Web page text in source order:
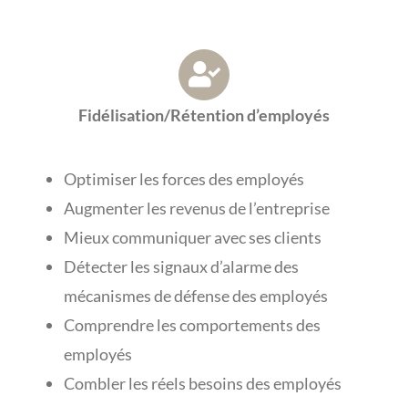
Fidélisation/Rétention d’employés
Optimiser les forces des employés
Augmenter les revenus de l’entreprise
Mieux communiquer avec ses clients
Détecter les signaux d’alarme des
mécanismes de défense des employés
Comprendre les comportements des
employés
Combler les réels besoins des employés